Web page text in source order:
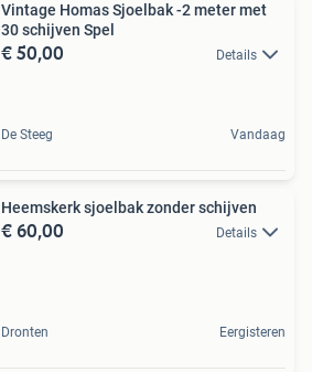
Vintage Homas Sjoelbak -2 meter met
30 schijven Spel
€ 50,00 Details
De Steeg Vandaag
Heemskerk sjoelbak zonder schijven
€ 60,00 Details
Dronten Eergisteren